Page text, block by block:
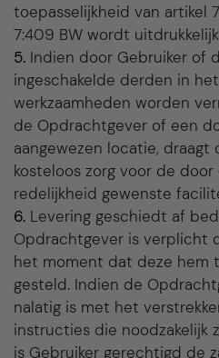
toepasselijkheid van artikel
7:409 BW wordt
5. Indien door Gebruiker of
ingeschakelde derden in
werkzaamheden worden
de Opdrachtgever of een
aangewezen locatie,
kosteloos zorg voor de
redelijkheid gewenste
6. Levering geschiedt af
Opdrachtgever is verplicht
het moment dat deze hem
gesteld. Indien de
nalatig is met het
instructies die noodzakelijk
is Gebruiker gerechtigd de